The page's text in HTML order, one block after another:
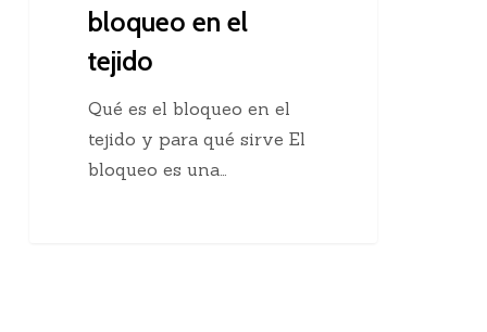
bloqueo en el
tejido
Qué es el bloqueo en el
tejido y para qué sirve El
bloqueo es una…